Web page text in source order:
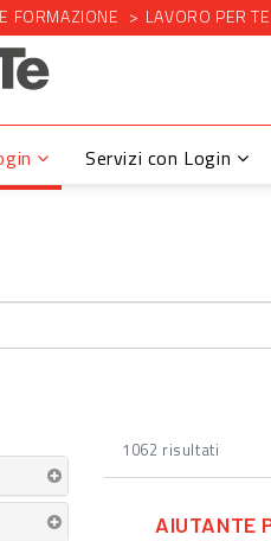
FORMAZIONE LAVORO PER TE
Servizi con Login
1062 risultati
AIUTANTE